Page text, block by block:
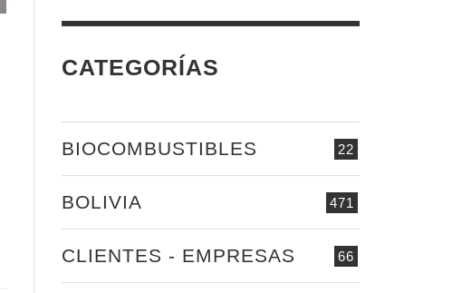
CATEGORÍAS
22
BIOCOMBUSTIBLES
471
BOLIVIA
66
CLIENTES - EMPRESAS